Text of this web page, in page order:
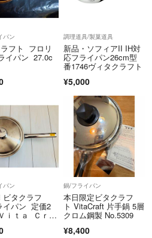
になりますが、まだご出品中でしょう
パン
フト フロリ
イパン 27.0c
調理道具/製菓道具
新品・ソフィアII IH対
応フライパン26cm型
番1746ヴィタクラフト
¥5,000
パン
ビタクラフ
イパン 定価2
ｉｔａ Ｃｒａ
鍋/フライパン
本日限定ビタクラフ
ト VitaCraft 片手鍋 5層
クロム鋼製 No.5309
¥8,400